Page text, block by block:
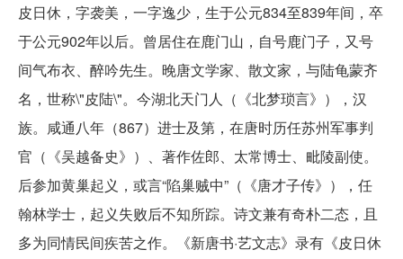
皮日休，字袭美，一字逸少，生于公元834至839年间，卒
于公元902年以后。曾居住在鹿门山，自号鹿门子，又号
间气布衣、醉吟先生。晚唐文学家、散文家，与陆龟蒙齐
名，世称\"皮陆\"。今湖北天门人（《北梦琐言》），汉
族。咸通八年（867）进士及第，在唐时历任苏州军事判
官（《吴越备史》）、著作佐郎、太常博士、毗陵副使。
后参加黄巢起义，或言“陷巢贼中”（《唐才子传》），任
翰林学士，起义失败后不知所踪。诗文兼有奇朴二态，且
多为同情民间疾苦之作。《新唐书·艺文志》录有《皮日休